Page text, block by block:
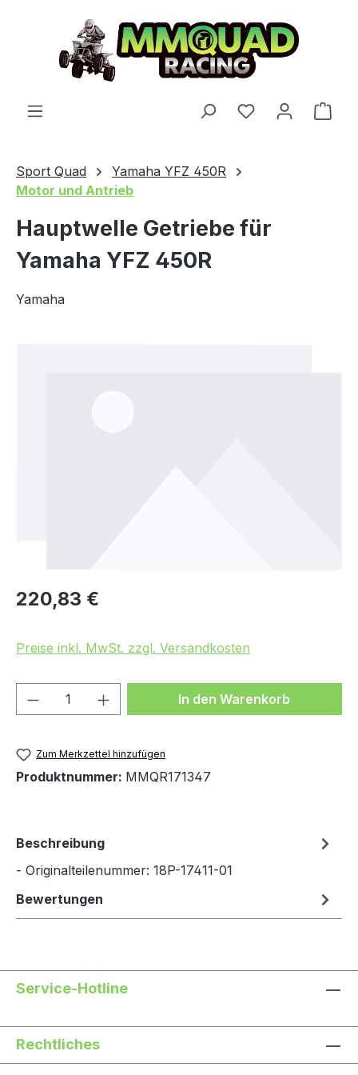
Zum Hauptinhalt springen
Du hast 0
Sport Quad
Yamaha YFZ 450R
Motor und Antrieb
Hauptwelle Getriebe für
Yamaha YFZ 450R
Yamaha
Regulärer Preis:
220,83 €
Preise inkl. MwSt. zzgl. Versandkosten
Produkt Anzahl: Gib denIn den Warenkorb
Zum Merkzettel hinzufügen
Produktnummer: MMQR171347
Beschreibung
- Originalteilenummer: 18P-17411-01
Bewertungen
Service-Hotline
Rechtliches